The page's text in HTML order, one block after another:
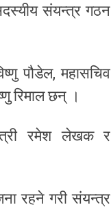
संयन्त्र गठन
पौडेल, महासचिव
रिमाल छन् ।
रमेश लेखक र
रहने गरी संयन्त्र